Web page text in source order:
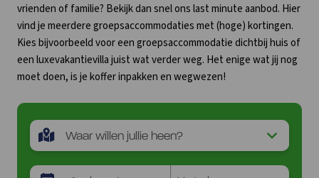
vrienden of familie? Bekijk dan snel ons last minute aanbod. Hier
vind je meerdere groepsaccommodaties met (hoge) kortingen.
Kies bijvoorbeeld voor een groepsaccommodatie dichtbij huis of
een luxevakantievilla juist wat verder weg. Het enige wat jij nog
moet doen, is je koffer inpakken en wegwezen!